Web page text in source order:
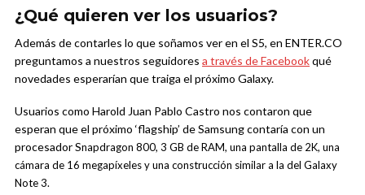
¿Qué quieren ver los usuarios?
Además de contarles lo que soñamos ver en el S5, en ENTER.CO
preguntamos a nuestros seguidores a través de Facebookqué
novedades esperarían que traiga el próximo Galaxy.
Usuarios como Harold Juan Pablo Castro nos contaron que
esperan que el próximo ‘flagship’ de Samsung contaría con un
procesador Snapdragon 800, 3 GB de RAM, una pantalla de 2K, una
cámara de 16 megapíxeles y una construcción similar a la del Galaxy
Note 3.